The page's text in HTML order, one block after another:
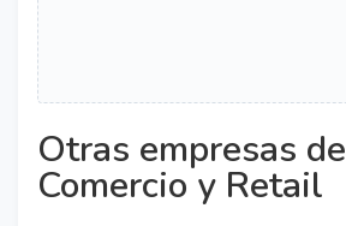
Otras empresas de
Comercio y Retail